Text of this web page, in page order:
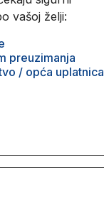
vašoj želji:
preuzimanja
/ opća uplatnica